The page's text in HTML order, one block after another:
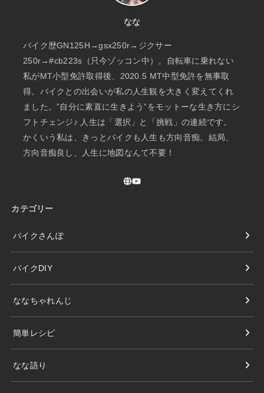
なな
バイク歴GN125H→gsx250r→ジクサー
250r→#cb223s（只今ゾッコン中）。自転車に乗れない
私がMT小型免許取得後、2020.5 MT中型免許を無事取
得。バイクとの出会いが私の人生観を大きく変えてくれ
ました。”自分に素直に生きよう”をモットーな生き方にシ
フトチェンジ♪ 人生は「選択」と「挑戦」の連続です。
かくいう私は、きっとバイクも人生も方向音痴。結局、
方向音痴良し、人生に地図なんて不要！
カテゴリー
バイクさんぽ
バイクDIY
ななちゃれんじ
簡単レシピ
なな語り